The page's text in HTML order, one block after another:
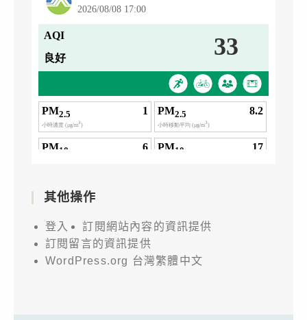
其他操作
登入
訂閱網站內容的資訊提供
訂閱留言的資訊提供
WordPress.org 台灣繁體中文